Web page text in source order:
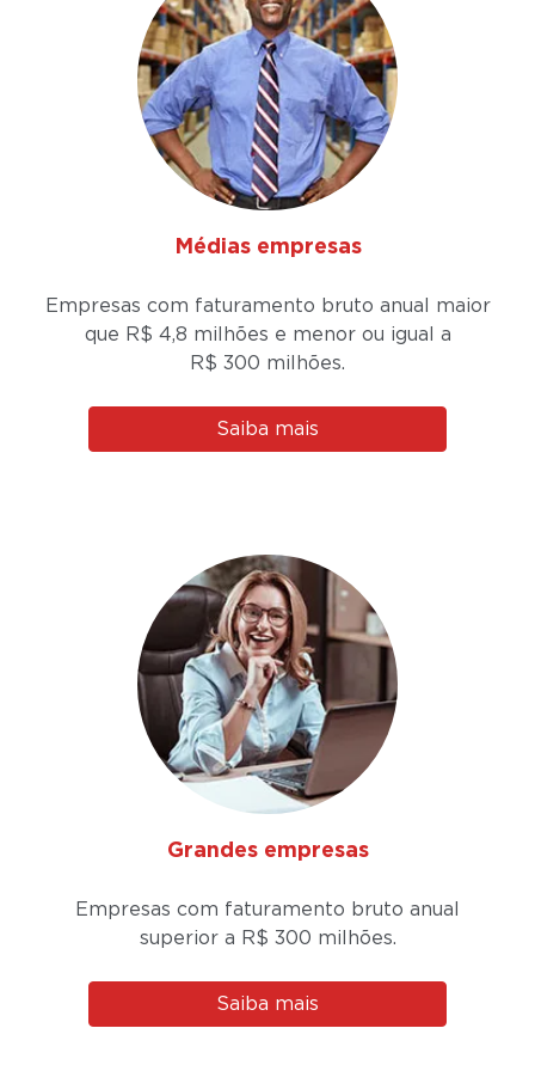
Médias empresas
Empresas com faturamento bruto anual maior
que R$ 4,8 milhões e menor ou igual a
R$ 300 milhões.
Saiba mais
Grandes empresas
Empresas com faturamento bruto anual
superior a R$ 300 milhões.
Saiba mais